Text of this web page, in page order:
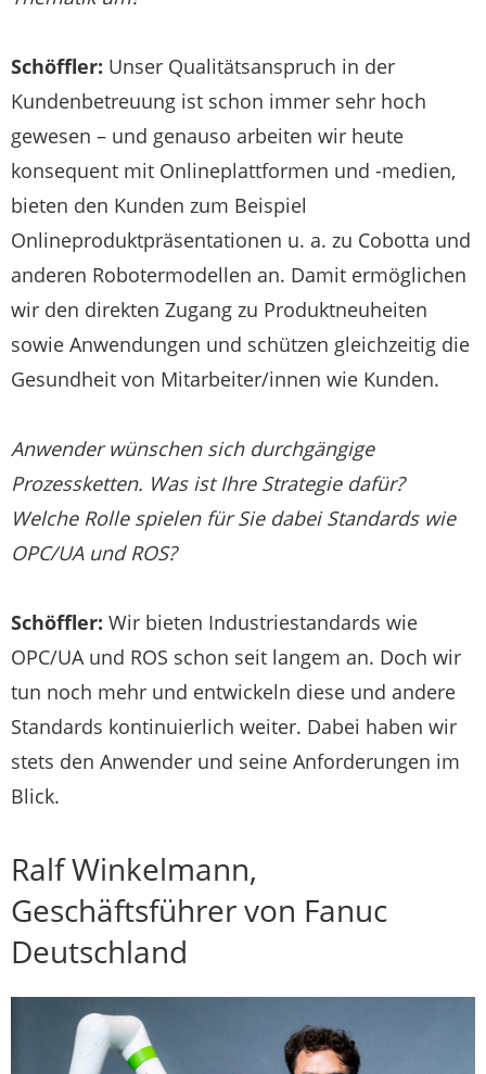
Schöffler: Unser Qualitätsanspruch in der
Kundenbetreuung ist schon immer sehr hoch
gewesen – und genauso arbeiten wir heute
konsequent mit Onlineplattformen und -medien,
bieten den Kunden zum Beispiel
Onlineproduktpräsentationen u. a. zu Cobotta und
anderen Robotermodellen an. Damit ermöglichen
wir den direkten Zugang zu Produktneuheiten
sowie Anwendungen und schützen gleichzeitig die
Gesundheit von Mitarbeiter/innen wie Kunden.
Anwender wünschen sich durchgängige
Prozessketten. Was ist Ihre Strategie dafür?
Welche Rolle spielen für Sie dabei Standards wie
OPC/UA und ROS?
Schöffler: Wir bieten Industriestandards wie
OPC/UA und ROS schon seit langem an. Doch wir
tun noch mehr und entwickeln diese und andere
Standards kontinuierlich weiter. Dabei haben wir
stets den Anwender und seine Anforderungen im
Blick.
Ralf Winkelmann,
Geschäftsführer von Fanuc
Deutschland